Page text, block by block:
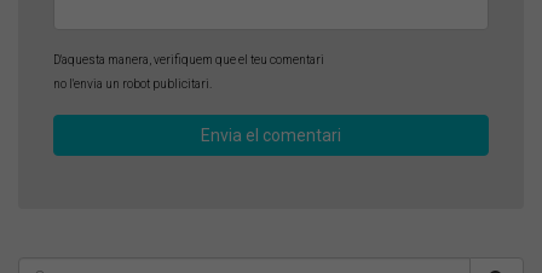
D'aquesta manera, verifiquem que el teu comentari
no l'envia un robot publicitari.